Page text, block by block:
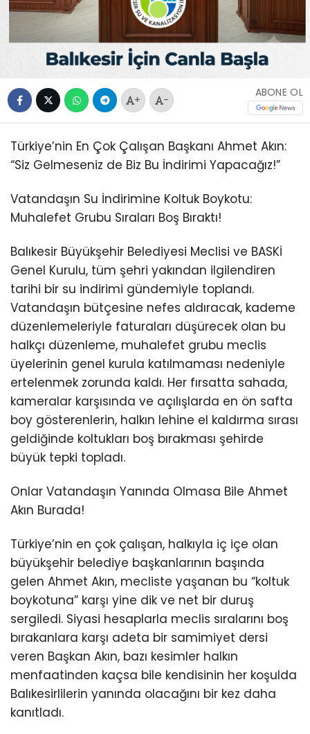
+ -
ABONE OL
Türkiye’nin En Çok Çalışan Başkanı Ahmet Akın:
“Siz Gelmeseniz de Biz Bu İndirimi Yapacağız!”
Vatandaşın Su İndirimine Koltuk Boykotu:
Muhalefet Grubu Sıraları Boş Bıraktı!
Balıkesir Büyükşehir Belediyesi Meclisi ve BASKİ
Genel Kurulu, tüm şehri yakından ilgilendiren
tarihi bir su indirimi gündemiyle toplandı.
Vatandaşın bütçesine nefes aldıracak, kademe
düzenlemeleriyle faturaları düşürecek olan bu
halkçı düzenleme, muhalefet grubu meclis
üyelerinin genel kurula katılmaması nedeniyle
ertelenmek zorunda kaldı. Her fırsatta sahada,
kameralar karşısında ve açılışlarda en ön safta
boy gösterenlerin, halkın lehine el kaldırma sırası
geldiğinde koltukları boş bırakması şehirde
büyük tepki topladı.
Onlar Vatandaşın Yanında Olmasa Bile Ahmet
Akın Burada!
Türkiye’nin en çok çalışan, halkıyla iç içe olan
büyükşehir belediye başkanlarının başında
gelen Ahmet Akın, mecliste yaşanan bu “koltuk
boykotuna” karşı yine dik ve net bir duruş
sergiledi. Siyasi hesaplarla meclis sıralarını boş
bırakanlara karşı adeta bir samimiyet dersi
veren Başkan Akın, bazı kesimler halkın
menfaatinden kaçsa bile kendisinin her koşulda
Balıkesirlilerin yanında olacağını bir kez daha
kanıtladı.